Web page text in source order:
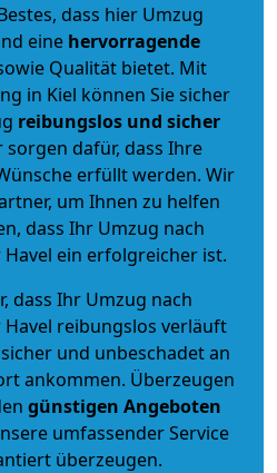
dass hier Umzug
eine hervorragende
Qualität bietet. Mit
in Kiel können Sie sicher
reibungslos und sicher
dafür, dass Ihre
erfüllt werden. Wir
um Ihnen zu helfen
dass Ihr Umzug nach
ein erfolgreicher ist.
dass Ihr Umzug nach
reibungslos verläuft
und unbeschadet an
ankommen. Überzeugen
günstigen Angeboten
umfassender Service
überzeugen.